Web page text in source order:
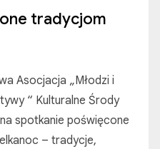
tradycjom
Asocjacja „Młodzi i
“ Kulturalne Środy
spotkanie poświęcone
– tradycje,